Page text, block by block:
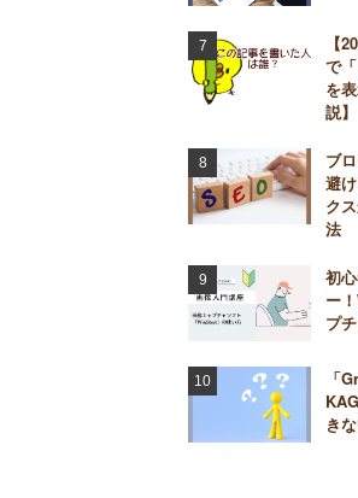
【
で
を
説】
ブ
避
ク
法
初
ー
プ
「
き